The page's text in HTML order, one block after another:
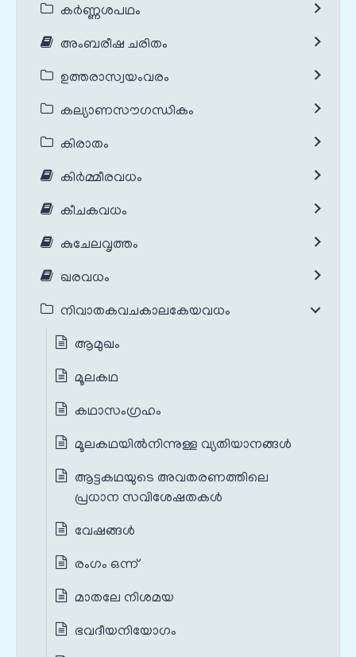
കർണ്ണശപഥം
അംബരീഷ ചരിതം
ഉത്തരാസ്വയംവരം
കല്യാണസൗഗന്ധികം
കിരാതം
കിർമ്മീരവധം
കീചകവധം
കുചേലവൃത്തം
ഖരവധം
നിവാതകവചകാലകേയവധം
ആമുഖം
മൂലകഥ
കഥാസംഗ്രഹം
മൂലകഥയില്‍നിന്നുള്ള വ്യതിയാനങ്ങൾ‍
ആട്ടകഥയുടെ അവതരണത്തിലെ
പ്രധാന സവിശേഷതകൾ‍
വേഷങ്ങൾ
രംഗം ഒന്ന്
മാതലേ നിശമയ
ഭവദീയനിയോഗം